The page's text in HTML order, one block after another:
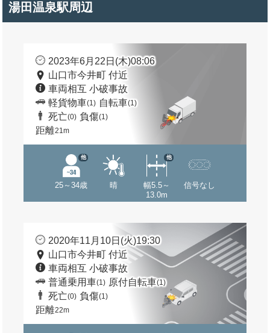
湯田温泉駅周辺
2023年6月22日(木)08:06
山口市今井町 付近
車両相互 小破事故
軽貨物車(1) 自転車(1)
死亡(0) 負傷(1)
距離21m
25～34歳
他
晴
幅5.5～
13.0m
他
信号なし
2020年11月10日(火)19:30
山口市今井町 付近
車両相互 小破事故
普通乗用車(1) 原付自転車(1)
死亡(0) 負傷(1)
距離22m